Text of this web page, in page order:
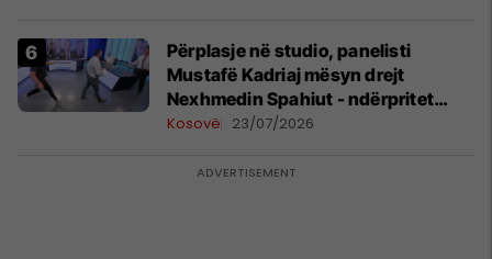
Përplasje në studio, panelisti
Mustafë Kadriaj mësyn drejt
Nexhmedin Spahiut - ndërpritet
transmetimi
Kosovë 23/07/2026